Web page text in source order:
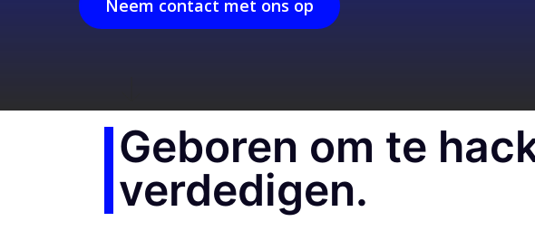
Neem contact met ons op
Geboren om te
verdedigen.